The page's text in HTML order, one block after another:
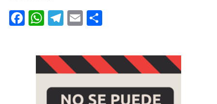
Facebook
WhatsApp
Telegram
Email